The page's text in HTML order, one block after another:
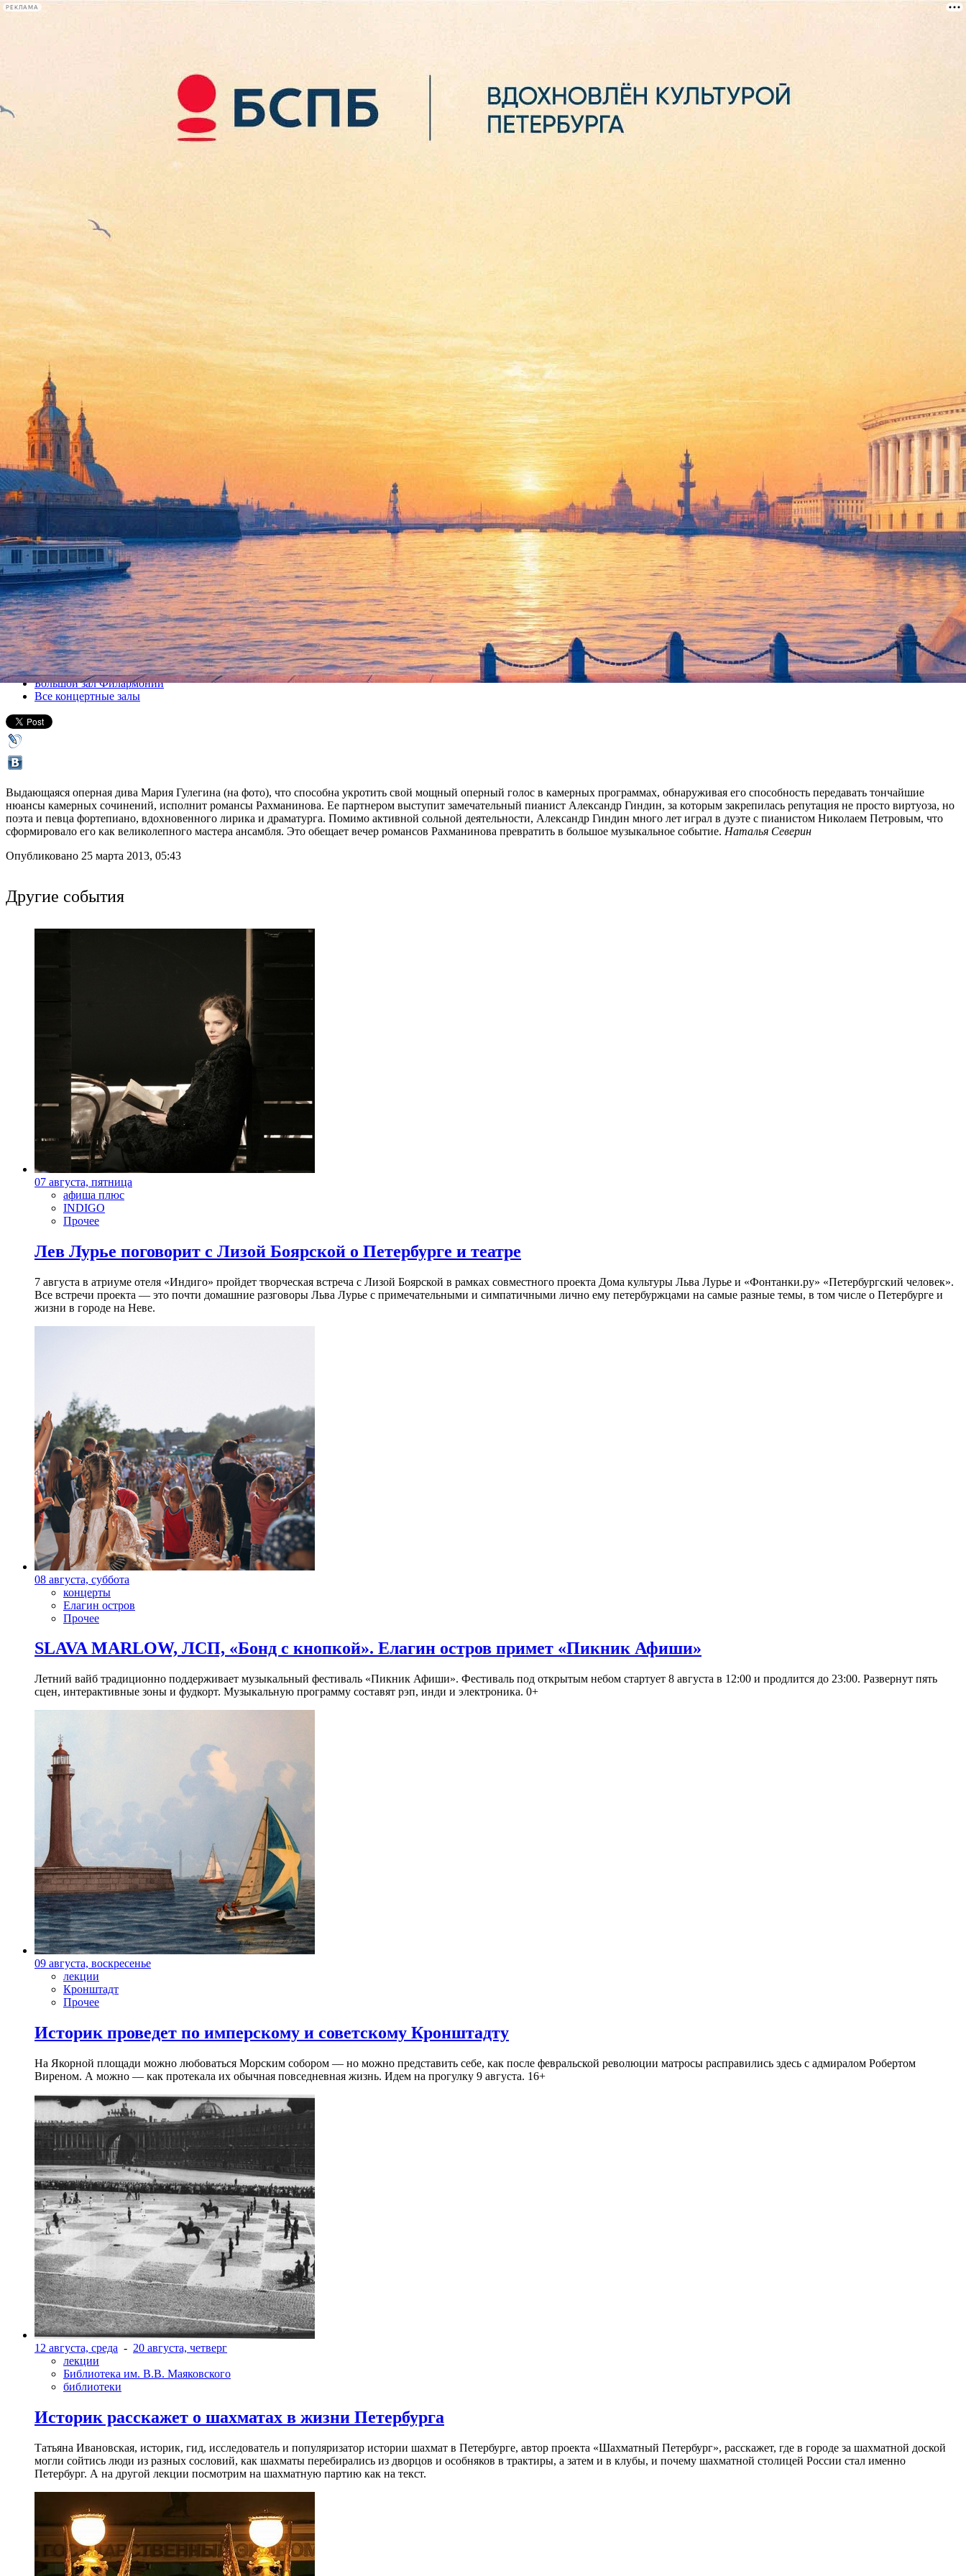
РЕКЛАМА
лекции
книги
Романсы Рахманинова. Мария Гулегина (сопрано) и Александр Гиндин (фортепиано)
30 марта 2013, суббота,19.00
Версия для печати
Все концерты
Большой зал Филармонии
Все концертные залы
Выдающаяся оперная дива Мария Гулегина (на фото), что способна укротить свой мощный оперный голос в камерных программах, обнаруживая его способность передавать тончайшие
нюансы камерных сочинений, исполнит романсы Рахманинова. Ее партнером выступит замечательный пианист Александр Гиндин, за которым закрепилась репутация не просто виртуоза, но
поэта и певца фортепиано, вдохновенного лирика и драматурга. Помимо активной сольной деятельности, Александр Гиндин много лет играл в дуэте с пианистом Николаем Петровым, что
сформировало его как великолепного мастера ансамбля. Это обещает вечер романсов Рахманинова превратить в большое музыкальное событие. Наталья Северин
Опубликовано 25 марта 2013, 05:43
Другие события
07 августа, пятница
афиша плюс
INDIGO
Прочее
Лев Лурье поговорит с Лизой Боярской о Петербурге и театре
7 августа в атриуме отеля «Индиго» пройдет творческая встреча с Лизой Боярской в рамках совместного проекта Дома культуры Льва Лурье и «Фонтанки.ру» «Петербургский человек».
Все встречи проекта — это почти домашние разговоры Льва Лурье с примечательными и симпатичными лично ему петербуржцами на самые разные темы, в том числе о Петербурге и
жизни в городе на Неве.
08 августа, суббота
концерты
Елагин остров
Прочее
SLAVA MARLOW, ЛСП, «Бонд с кнопкой». Елагин остров примет «Пикник Афиши»
Летний вайб традиционно поддерживает музыкальный фестиваль «Пикник Афиши». Фестиваль под открытым небом стартует 8 августа в 12:00 и продлится до 23:00. Развернут пять
сцен, интерактивные зоны и фудкорт. Музыкальную программу составят рэп, инди и электроника. 0+
09 августа, воскресенье
лекции
Кронштадт
Прочее
Историк проведет по имперскому и советскому Кронштадту
На Якорной площади можно любоваться Морским собором — но можно представить себе, как после февральской революции матросы расправились здесь с адмиралом Робертом
Виреном. А можно — как протекала их обычная повседневная жизнь. Идем на прогулку 9 августа. 16+
12 августа, среда - 20 августа, четверг
лекции
Библиотека им. В.В. Маяковского
библиотеки
Историк расскажет о шахматах в жизни Петербурга
Татьяна Ивановская, историк, гид, исследователь и популяризатор истории шахмат в Петербурге, автор проекта «Шахматный Петербург», расскажет, где в городе за шахматной доской
могли сойтись люди из разных сословий, как шахматы перебирались из дворцов и особняков в трактиры, а затем и в клубы, и почему шахматной столицей России стал именно
Петербург. А на другой лекции посмотрим на шахматную партию как на текст.